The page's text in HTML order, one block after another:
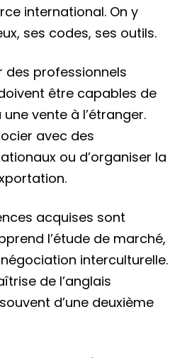
international. On y
ses codes, ses outils.
des professionnels
être capables de
vente à l’étranger.
avec des
ou d’organiser la
acquises sont
l’étude de marché,
interculturelle.
de l’anglais
d’une deuxième